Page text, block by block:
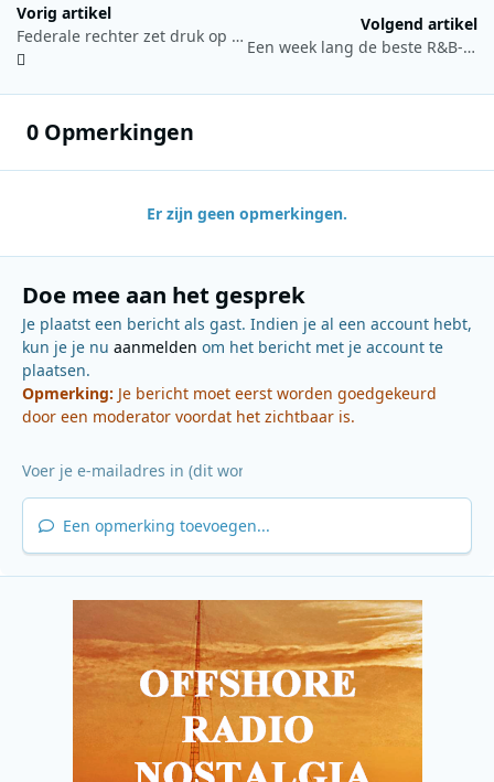
Vorig artikel
Federale rechter zet druk op Trump-adviseur Kari Lake in conflict rond Voice of America
Volgend artikel
Een week lang de beste R&B- en hiphoptracks op NPO Blend
0 Opmerkingen
Er zijn geen opmerkingen.
Doe mee aan het gesprek
Je plaatst een bericht als gast. Indien je al een account hebt,
kun je je nu aanmelden om het bericht met je account te
plaatsen.
Opmerking: Je bericht moet eerst worden goedgekeurd
door een moderator voordat het zichtbaar is.
Een opmerking toevoegen...